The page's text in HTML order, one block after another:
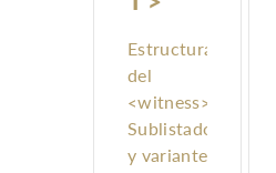
Estructura
del
<witness>
Sublistados
y variantes